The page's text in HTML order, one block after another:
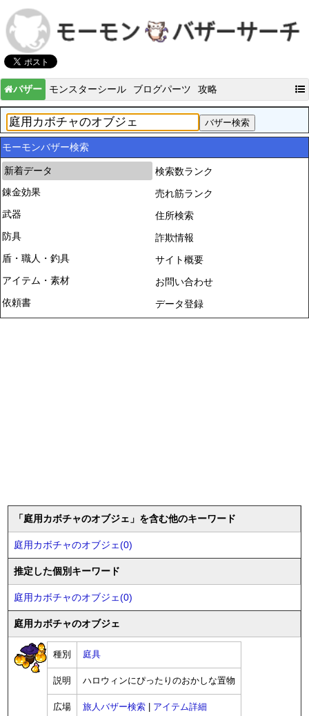
バザー モンスターシール ブログパーツ 攻略
モーモンバザー検索
新着データ
錬金効果
武器
防具
盾・職人・釣具
アイテム・素材
依頼書
検索数ランク
売れ筋ランク
住所検索
詐欺情報
サイト概要
お問い合わせ
データ登録
「庭用カボチャのオブジェ」を含む他のキーワード
庭用カボチャのオブジェ(0)
推定した個別キーワード
庭用カボチャのオブジェ(0)
庭用カボチャのオブジェ
種別 庭具
説明 ハロウィンにぴったりのおかしな置物
広場 旅人バザー検索 アイテム詳細